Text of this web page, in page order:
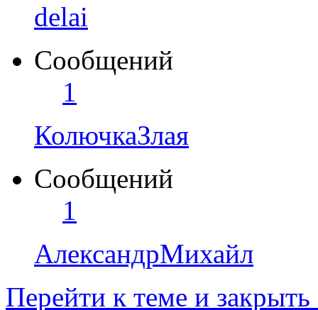
delai
Сообщений
1
КолючкаЗлая
Сообщений
1
АлександрМихайл
Перейти к теме и